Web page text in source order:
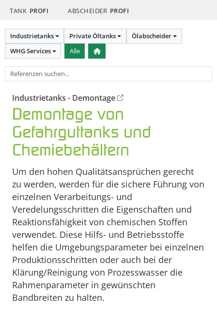
TANK PROFI ABSCHEIDER PROFI
Industrietanks Private Öltanks
Ölabscheider
WHG Services
Alle
Industrietanks - Demontage
Demontage von
Gefahrguttanks und
Chemiebehältern
Um den hohen Qualitätsansprüchen gerecht
zu werden, werden für die sichere Führung von
einzelnen Verarbeitungs- und
Veredelungsschritten die Eigenschaften und
Reaktionsfähigkeit von chemischen Stoffen
verwendet. Diese Hilfs- und Betriebsstoffe
helfen die Umgebungsparameter bei einzelnen
Produktionsschritten oder auch bei der
Klärung/Reinigung von Prozesswasser die
Rahmenparameter in gewünschten
Bandbreiten zu halten.